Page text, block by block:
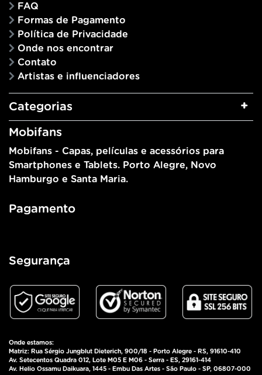
FAQ
Formas de Pagamento
Política de Privacidade
Onde nos encontrar
Contato
Artistas e influenciadores
Categorias
Mobifans
Mobifans - Capas, películas e acessórios para
Smartphones e Tablets. Porto Alegre, Novo
Hamburgo e Santa Maria.
Pagamento
Segurança
Onde estamos:
Matriz: Rua Sérgio Jungblut Dieterich, 900/18 - Porto Alegre - RS, 91610-410
Av. Setecentos Quadra 012, Lote M05 E M06 - Serra - ES, 29161-414
Av. Helio Ossamu Daikuara, 1445 - Embu Das Artes - São Paulo - SP, 06807-000